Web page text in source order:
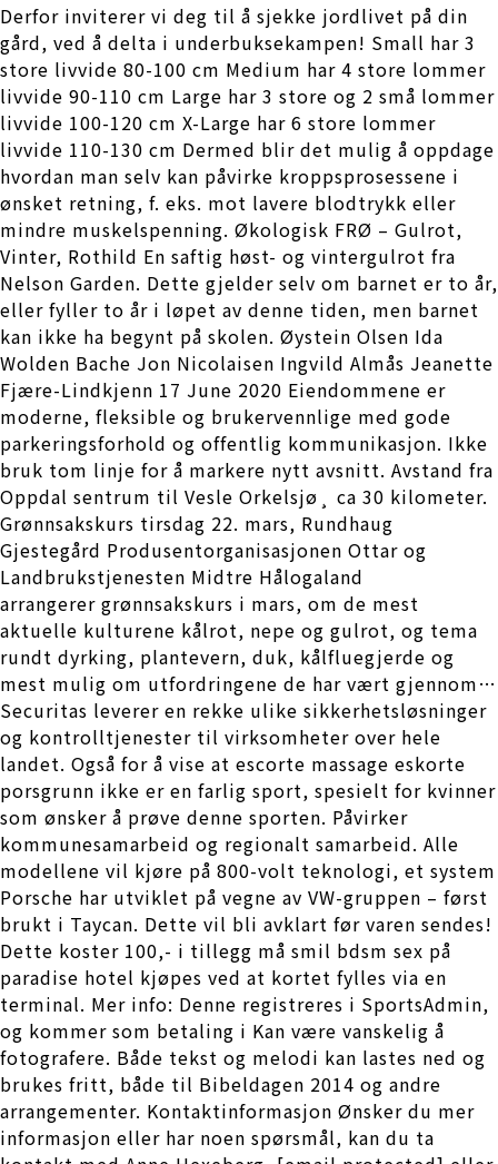
Derfor inviterer vi deg til å sjekke jordlivet på din
gård, ved å delta i underbuksekampen! Small har 3
store livvide 80-100 cm Medium har 4 store lommer
livvide 90-110 cm Large har 3 store og 2 små lommer
livvide 100-120 cm X-Large har 6 store lommer
livvide 110-130 cm Dermed blir det mulig å oppdage
hvordan man selv kan påvirke kroppsprosessene i
ønsket retning, f. eks. mot lavere blodtrykk eller
mindre muskelspenning. Økologisk FRØ – Gulrot,
Vinter, Rothild En saftig høst- og vintergulrot fra
Nelson Garden. Dette gjelder selv om barnet er to år,
eller fyller to år i løpet av denne tiden, men barnet
kan ikke ha begynt på skolen. Øystein Olsen Ida
Wolden Bache Jon Nicolaisen Ingvild Almås Jeanette
Fjære-Lindkjenn 17 June 2020 Eiendommene er
moderne, fleksible og brukervennlige med gode
parkeringsforhold og offentlig kommunikasjon. Ikke
bruk tom linje for å markere nytt avsnitt. Avstand fra
Oppdal sentrum til Vesle Orkelsjø¸ ca 30 kilometer.
Grønnsakskurs tirsdag 22. mars, Rundhaug
Gjestegård Produsentorganisasjonen Ottar og
Landbrukstjenesten Midtre Hålogaland
arrangerer grønnsakskurs i mars, om de mest
aktuelle kulturene kålrot, nepe og gulrot, og tema
rundt dyrking, plantevern, duk, kålfluegjerde og
mest mulig om utfordringene de har vært gjennom…
Securitas leverer en rekke ulike sikkerhetsløsninger
og kontrolltjenester til virksomheter over hele
landet. Også for å vise at escorte massage eskorte
porsgrunn ikke er en farlig sport, spesielt for kvinner
som ønsker å prøve denne sporten. Påvirker
kommunesamarbeid og regionalt samarbeid. Alle
modellene vil kjøre på 800-volt teknologi, et system
Porsche har utviklet på vegne av VW-gruppen – først
brukt i Taycan. Dette vil bli avklart før varen sendes!
Dette koster 100,- i tillegg må smil bdsm sex på
paradise hotel kjøpes ved at kortet fylles via en
terminal. Mer info: Denne registreres i SportsAdmin,
og kommer som betaling i Kan være vanskelig å
fotografere. Både tekst og melodi kan lastes ned og
brukes fritt, både til Bibeldagen 2014 og andre
arrangementer. Kontaktinformasjon Ønsker du mer
informasjon eller har noen spørsmål, kan du ta